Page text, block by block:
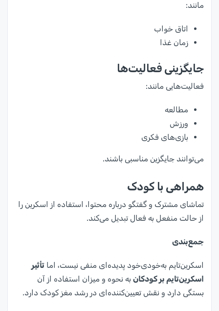
مانند:
اتاق خواب
زمان غذا
جایگزینی فعالیت‌ها
فعالیت‌هایی مانند:
مطالعه
ورزش
بازی‌های فکری
می‌توانند جایگزین مناسبی باشند.
همراهی با کودک
تماشای مشترک و گفتگو درباره محتوا، استفاده از اسکرین را
از حالت منفعل به فعال تبدیل می‌کند.
جمع‌بندی
اسکرین‌تایم به‌خودی‌خود پدیده‌ای منفی نیست، اما تأثیر
اسکرین‌تایم بر کودکان به نحوه و میزان استفاده از آن
بستگی دارد و نقش تعیین‌کننده‌ای در رشد مغز کودک دارد.